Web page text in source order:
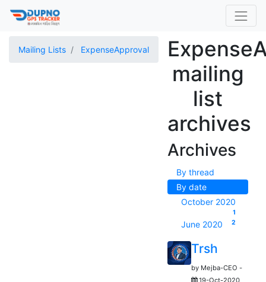
Mailing Lists ExpenseApproval
mailing
list
archives
Archives
By thread
By date
October 2020
1
June 2020 2
Trsh
by Mejba-CEO -